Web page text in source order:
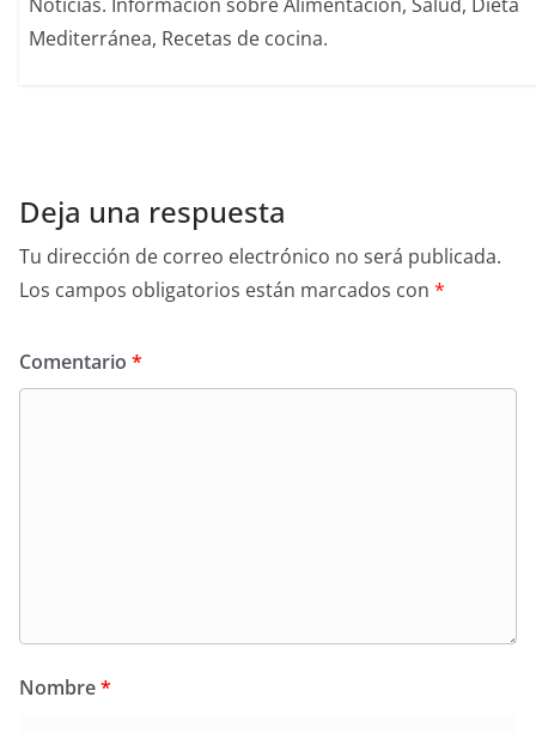
Mediterránea, Recetas de cocina.
Deja una respuesta
Tu dirección de correo electrónico no será publicada.
Los campos obligatorios están marcados con *
Comentario *
Nombre*